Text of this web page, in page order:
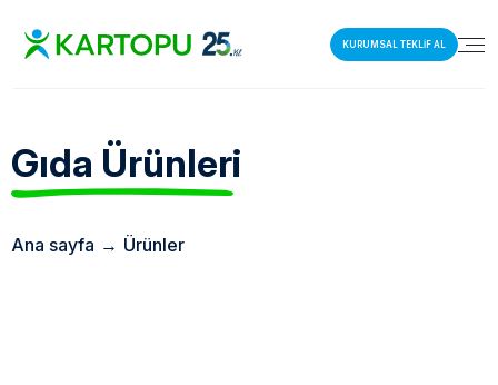
KURUMSAL TEKLİF AL
Gıda Ürünleri
Ana sayfa → Ürünler